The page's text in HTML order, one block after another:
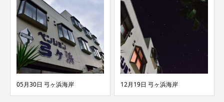
12月19日 弓ヶ浜海岸 08月21日 弓ヶ浜海岸